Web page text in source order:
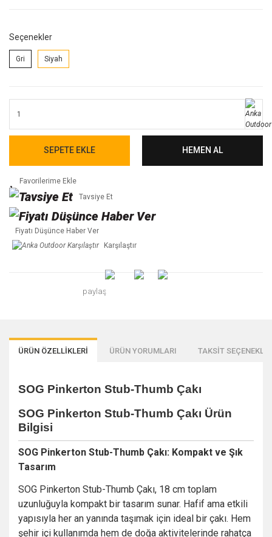
Seçenekler
Gri Siyah
SEPETE EKLE HEMEN AL
Tavsiye Et
Fiyatı Düşünce Haber Ver
Karşılaştır
paylaş
ÜRÜN ÖZELLİKLERİ ÜRÜN YORUMLARI TAKSİT
SOG Pinkerton Stub-Thumb Çakı
SOG Pinkerton Stub-Thumb Çakı Ürün
Bilgisi
SOG Pinkerton Stub-Thumb Çakı: Kompakt ve Şık
Tasarım
SOG Pinkerton Stub-Thumb Çakı, 18 cm toplam
uzunluğuyla kompakt bir tasarım sunar. Hafif ama etkili
yapısıyla her an yanında taşımak için ideal bir çakı. Hem
şehir içi kullanımda hem de doğa aktivitelerinde rahatça